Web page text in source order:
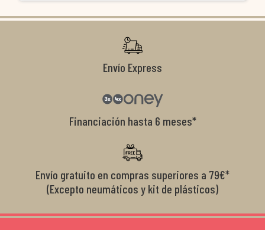
Envío Express
Financiación hasta 6 meses*
Envío gratuito en compras superiores a 79€*
(Excepto neumáticos y kit de plásticos)